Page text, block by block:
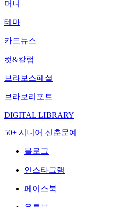
머니
테마
카드뉴스
컷&칼럼
브라보스페셜
브라보리포트
DIGITAL LIBRARY
50+ 시니어 신춘문예
블로그
인스타그램
페이스북